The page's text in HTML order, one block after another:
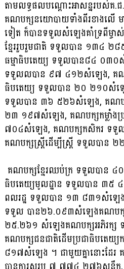
តាមលទ្ធផលបណ្តោះអាសន្នរបស់គ.
គណបក្សនយោបាយទាំងពីរខាងលើ
ទៀត ក៏បានទទួលសំឡេងគាំទ្រពីម្ចា
ខ្មែររួបរួមជាតិ ទទួលបាន ១៣៤
ធម្មាធិបតេយ្យ ទទួលបាន៨៤ ០៣
ទទួលលបាន ៩៧ ៤១២សំឡេង, គណ
ធិបតេយ្យ ទទួលបាន ២០ ២១០សំឡ
ទទួលបាន ៣៦ ៥២៦សំឡេង, គណបក្
២៣ ១៩៧សំឡេង, គណបក្សកម្លាំង
៧០៤សំឡេង, គណបក្សកសិករ ទ
គណបក្សស្ត្រីដើម្បីស្ត្រី ទទួលបាន
គណបក្សខ្មែរឈប់ក្រ ទទួលបាន
ធិបតេយ្យមូលដ្ឋាន ទទួលបាន ៣
ពលរដ្ឋ ទទួលបាន ១៣ ៨៣១សំឡេង
ទទួល បាន២៦.០៩៣សំឡេងគណបក្ស
២៥.២៦១ សំឡេងគណបក្សអភិរក្
គណបក្សជនជាតិដើមប្រជាធិបតេយ្យ
៨១៧សំឡេង ។ ជាមួយគ្នានោះដែរ